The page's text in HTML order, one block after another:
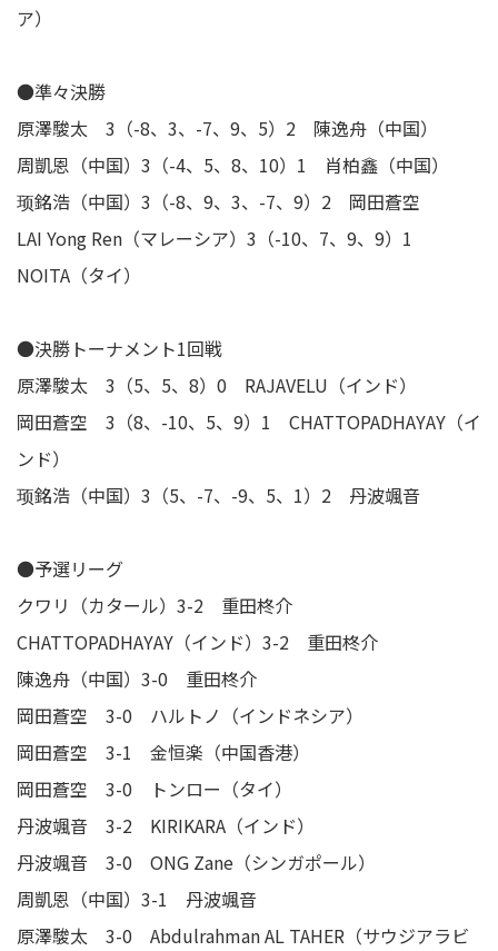
ア）
●準々決勝
原澤駿太 3（-8、3、-7、9、5）2 陳逸舟（中国）
周凱恩（中国）3（-4、5、8、10）1 肖柏鑫（中国）
顼銘浩（中国）3（-8、9、3、-7、9）2 岡田蒼空
LAI Yong Ren（マレーシア）3（-10、7、9、9）1
NOITA（タイ）
●決勝トーナメント1回戦
原澤駿太 3（5、5、8）0 RAJAVELU（インド）
岡田蒼空 3（8、-10、5、9）1 CHATTOPADHAYAY（イ
ンド）
顼銘浩（中国）3（5、-7、-9、5、1）2 丹波颯音
●予選リーグ
クワリ（カタール）3-2 重田柊介
CHATTOPADHAYAY（インド）3-2 重田柊介
陳逸舟（中国）3-0 重田柊介
岡田蒼空 3-0 ハルトノ（インドネシア）
岡田蒼空 3-1 金恒楽（中国香港）
岡田蒼空 3-0 トンロー（タイ）
丹波颯音 3-2 KIRIKARA（インド）
丹波颯音 3-0 ONG Zane（シンガポール）
周凱恩（中国）3-1 丹波颯音
原澤駿太 3-0 Abdulrahman AL TAHER（サウジアラビ